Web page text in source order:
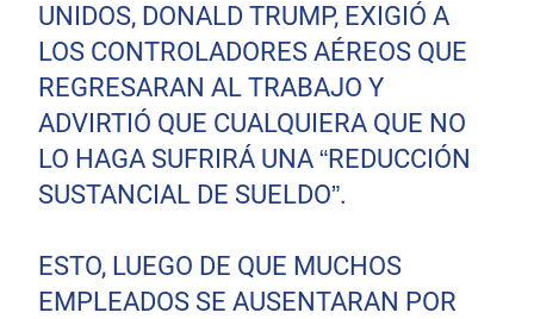
UNIDOS, DONALD TRUMP, EXIGIÓ A
LOS CONTROLADORES AÉREOS QUE
REGRESARAN AL TRABAJO Y
ADVIRTIÓ QUE CUALQUIERA QUE NO
LO HAGA SUFRIRÁ UNA “REDUCCIÓN
SUSTANCIAL DE SUELDO”.
ESTO, LUEGO DE QUE MUCHOS
EMPLEADOS SE AUSENTARAN POR